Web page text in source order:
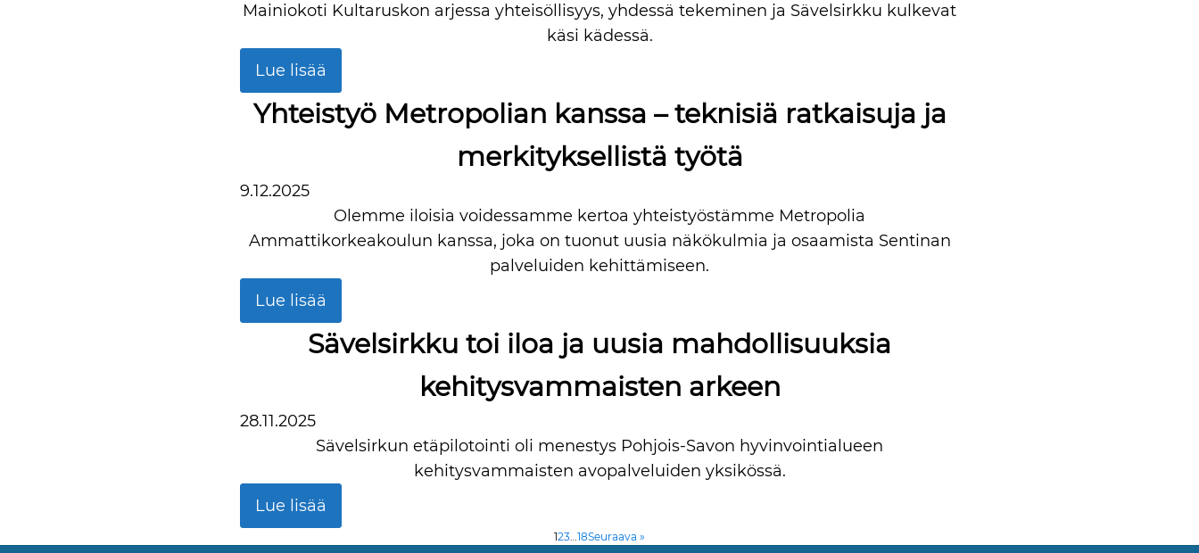
Mainiokoti Kultaruskon arjessa yhteisöllisyys, yhdessä tekeminen ja Sävelsirkku kulkevat
käsi kädessä.
Lue lisää
Yhteistyö Metropolian kanssa – teknisiä ratkaisuja ja
merkityksellistä työtä
9.12.2025
Olemme iloisia voidessamme kertoa yhteistyöstämme Metropolia
Ammattikorkeakoulun kanssa, joka on tuonut uusia näkökulmia ja osaamista Sentinan
palveluiden kehittämiseen.
Lue lisää
Sävelsirkku toi iloa ja uusia mahdollisuuksia
kehitysvammaisten arkeen
28.11.2025
Sävelsirkun etäpilotointi oli menestys Pohjois-Savon hyvinvointialueen
kehitysvammaisten avopalveluiden yksikössä.
Lue lisää
123…18Seuraava »